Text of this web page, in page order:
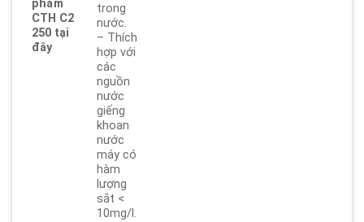
phẩm
CTH C2
250 tại
đây
trong
nước.
– Thích
hợp với
các
nguồn
nước
giếng
khoan
nước
máy có
hàm
lượng
sắt <
10mg/l.